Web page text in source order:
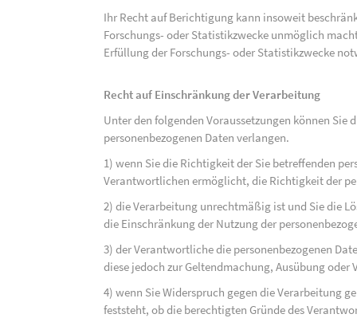
Ihr Recht auf Berichtigung kann insoweit
Forschungs- oder Statistikzwecke unmöglich
Erfüllung der Forschungs- oder Statistikzwecke
Recht auf Einschränkung der Verarbeitung
Unter den folgenden Voraussetzungen können
personenbezogenen Daten verlangen.
1) wenn Sie die Richtigkeit der Sie betreffenden
Verantwortlichen ermöglicht, die Richtigkeit der
2) die Verarbeitung unrechtmäßig ist und Sie die
die Einschränkung der Nutzung der
3) der Verantwortliche die personenbezogenen
diese jedoch zur Geltendmachung, Ausübung
4) wenn Sie Widerspruch gegen die Verarbeitung
feststeht, ob die berechtigten Gründe des